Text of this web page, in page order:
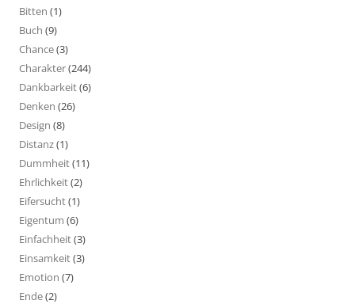
Bitten (1)
Buch (9)
Chance(3)
Charakter(244)
Dankbarkeit(6)
Denken (26)
Design (8)
Distanz(1)
Dummheit(11)
Ehrlichkeit(2)
Eifersucht(1)
Eigentum (6)
Einfachheit(3)
Einsamkeit(3)
Emotion (7)
Ende(2)